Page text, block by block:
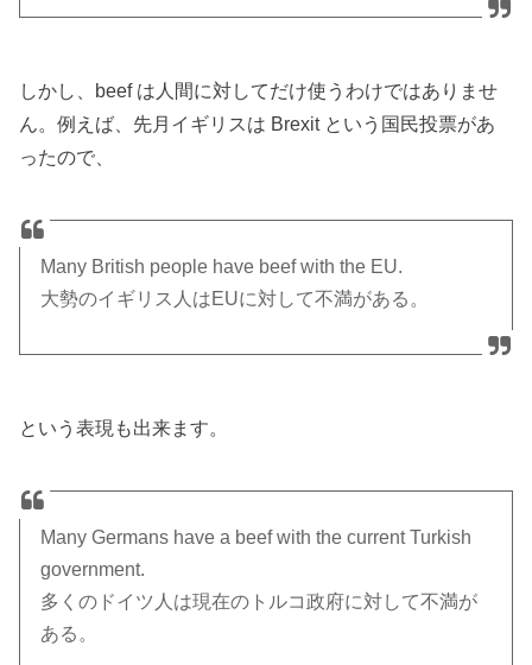
しかし、beef は人間に対してだけ使うわけではありませ
ん。例えば、先月イギリスは Brexit という国民投票があ
ったので、
Many British people have beef with the EU.
大勢のイギリス人はEUに対して不満がある。
という表現も出来ます。
Many Germans have a beef with the current Turkish
government.
多くのドイツ人は現在のトルコ政府に対して不満が
ある。